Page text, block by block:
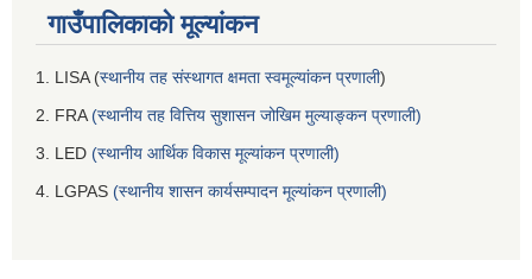
गाउँपालिकाको मूल्यांकन
1. LISA (स्थानीय तह संस्थागत क्षमता स्वमूल्यांकन प्रणाली)
2. FRA(स्थानीय तह वित्तिय सुशासन जोखिम मुल्याङ्कन प्रणाली)
3. LED (स्थानीय आर्थिक विकास मूल्यांकन प्रणाली)
4. LGPAS (स्थानीय शासन कार्यसम्पादन मूल्यांकन प्रणाली)